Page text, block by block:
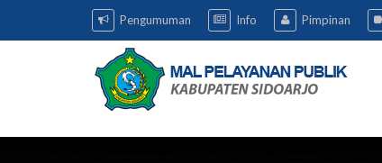
Pengumuman Info Pimpinan